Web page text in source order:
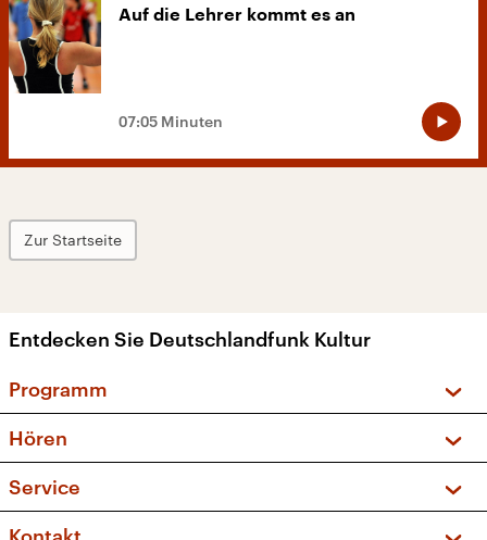
Auf die Lehrer kommt es an
07:05 Minuten
Zur Startseite
Entdecken Sie Deutschlandfunk Kultur
Programm
Sendungen und Podcasts
Musikliste
Kakadu – Das Kinderprogramm
Hören
Frequenzen (UKW + DAB+)
Service
FAQ